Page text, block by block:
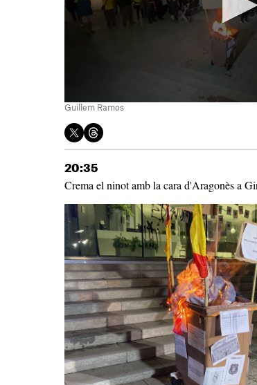
Guillem Ramos
20:35
Crema el ninot amb la cara d'Aragonès a